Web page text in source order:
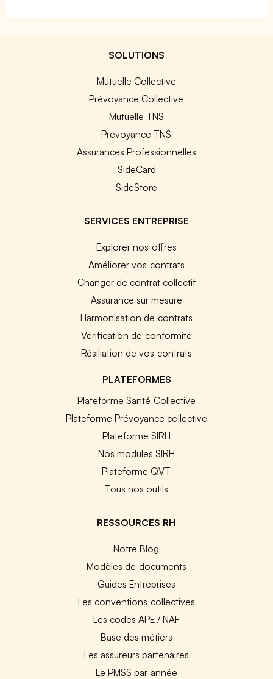
SOLUTIONS
Mutuelle Collective
Prévoyance Collective
Mutuelle TNS
Prévoyance TNS
Assurances Professionnelles
SideCard
SideStore
SERVICES ENTREPRISE
Explorer nos offres
Améliorer vos contrats
Changer de contrat collectif
Assurance sur mesure
Harmonisation de contrats
Vérification de conformité
Résiliation de vos contrats
PLATEFORMES
Plateforme Santé Collective
Plateforme Prévoyance collective
Plateforme SIRH
Nos modules SIRH
Plateforme QVT
Tous nos outils
RESSOURCES RH
Notre Blog
Modèles de documents
Guides Entreprises
Les conventions collectives
Les codes APE / NAF
Base des métiers
Les assureurs partenaires
Le PMSS par année